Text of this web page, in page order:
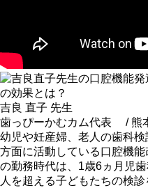
吉良 直子 先生
歯っぴーかむカム代表 / 熊
幼児や妊産婦、老人の歯科
方面に活動している口腔機
の勤務時代は、1歳6ヵ月児
人を超える子どもたちの検